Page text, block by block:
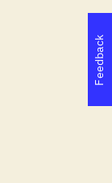
Feedback